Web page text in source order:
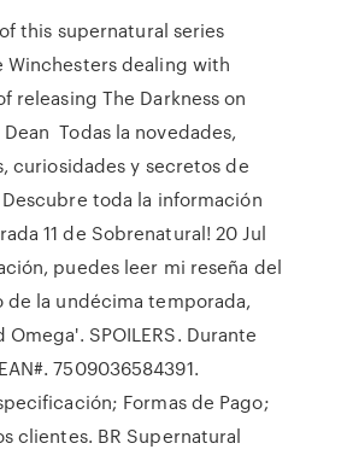
this supernatural series
dealing with
releasing The Darkness on
Todas la novedades,
curiosidades y secretos de
toda la información
11 de Sobrenatural! 20 Jul
puedes leer mi reseña del
la undécima temporada,
Omega'. SPOILERS. Durante
7509036584391.
Formas de Pago;
clientes. BR Supernatural